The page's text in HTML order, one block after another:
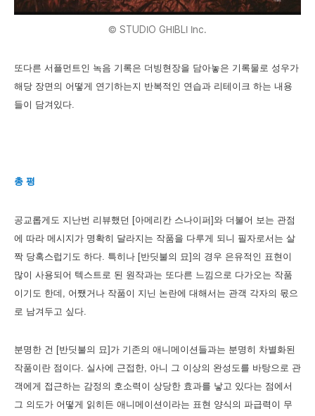
© STUDIO GHIBLI Inc.
또다른 서플먼트인 녹음 기록은 더빙현장을 담아놓은 기록물로 성우가
해당 장면의 어떻게 연기하는지 반복적인 연습과 리테이크 하는 내용
들이 담겨있다.
총 평
공교롭게도 지난번 리뷰했던 [아메리칸 스나이퍼]와 더불어 보는 관점
에 따라 메시지가 명확히 달라지는 작품을 다루게 되니 필자로서는 살
짝 당혹스럽기도 하다. 특히나 [반딧불의 묘]의 경우 은유적인 표현이
많이 사용되어 텍스트로 된 원작과는 또다른 느낌으로 다가오는 작품
이기도 한데, 어쨌거나 작품이 지닌 논란에 대해서는 관객 각자의 몫으
로 남겨두고 싶다.
분명한 건 [반딧불의 묘]가 기존의 애니메이션들과는 분명히 차별화된
작품이란 점이다. 실사에 근접한, 아니 그 이상의 완성도를 바탕으로 관
객에게 접근하는 감정의 호소력이 상당한 효과를 낳고 있다는 점에서
그 의도가 어떻게 읽히든 애니메이션이라는 표현 양식의 파급력이 무